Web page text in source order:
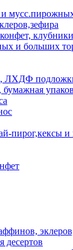
и
клубники
и больших
ЛХДФ
пирог,кексы